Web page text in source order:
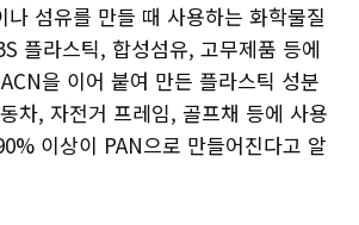
나 섬유를 만들 때 사용하는 화학물질
플라스틱, 합성섬유, 고무제품 등에
을 이어 붙여 만든 플라스틱 성분
차, 자전거 프레임, 골프채 등에 사용
이상이 PAN으로 만들어진다고 알